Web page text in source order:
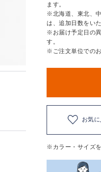
ます。
※北海道、東北、
は、追加日数をい
※お届け予定日の
す。
※ご注文単位での
お気
※カラー・サイズ